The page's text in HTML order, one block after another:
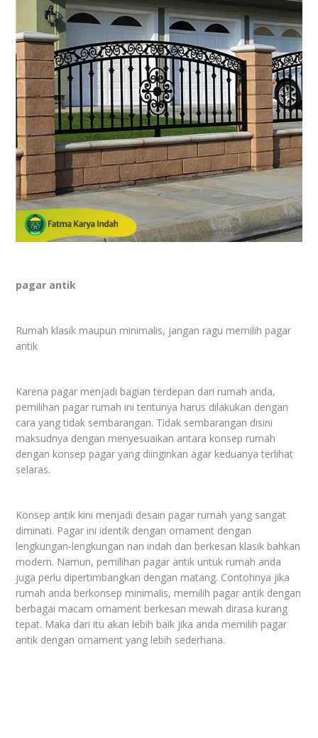
pagar antik
Rumah klasik maupun minimalis, jangan ragu memilih pagar
antik
Karena pagar menjadi bagian terdepan dari rumah anda,
pemilihan pagar rumah ini tentunya harus dilakukan dengan
cara yang tidak sembarangan. Tidak sembarangan disini
maksudnya dengan menyesuaikan antara konsep rumah
dengan konsep pagar yang diinginkan agar keduanya terlihat
selaras.
Konsep antik kini menjadi desain pagar rumah yang sangat
diminati. Pagar ini identik dengan ornament dengan
lengkungan-lengkungan nan indah dan berkesan klasik bahkan
modern. Namun, pemilihan pagar antik untuk rumah anda
juga perlu dipertimbangkan dengan matang. Contohnya jika
rumah anda berkonsep minimalis, memilih pagar antik dengan
berbagai macam ornament berkesan mewah dirasa kurang
tepat. Maka dari itu akan lebih baik jika anda memilih pagar
antik dengan ornament yang lebih sederhana.